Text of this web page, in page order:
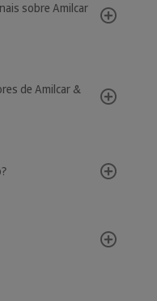
sobre Amilcar
de Amilcar &